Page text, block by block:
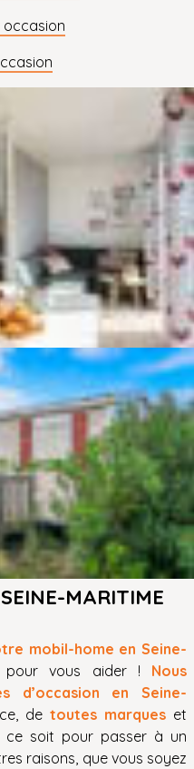
occasion
MARITIME
mobil-home en Seine-
pour vous aider ! Nous
d’occasion en Seine-
de toutes marques et
ce soit pour passer à un
raisons, que vous soyez